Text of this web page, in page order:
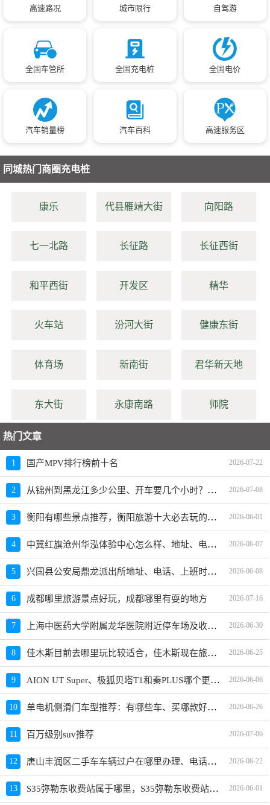
高速路况 城市限行 自驾游
全国车管所 全国充电桩 全国电价
汽车销量榜 汽车百科 高速服务区
同城热门商圈充电桩
康乐 代县雁靖大街 向阳路
七一北路 长征路 长征西街
和平西街 开发区 精华
火车站 汾河大街 健康东街
体育场 新南街 君华新天地
东大街 永康南路 师院
热门文章
1 国产MPV排行榜前十名 2026-07-22
2 从锦州到黑龙江多少公里、开车要几个小时？过路费、油费等 2026-07-08
3 衡阳有哪些景点推荐，衡阳旅游十大必去玩的景区 2026-06-01
4 中冀红旗沧州华泓体验中心怎么样、地址、电话、上班时间查询 2026-06-07
5 兴国县公安局鼎龙派出所地址、电话、上班时间、能处理违章吗 2026-06-08
6 成都哪里旅游景点好玩，成都哪里有耍的地方 2026-07-16
7 上海中医药大学附属龙华医院附近停车场及收费标准 2026-06-30
8 佳木斯目前去哪里玩比较适合，佳木斯现在旅游的最佳地方、景点推荐 2026-06-25
9 AION UT Super、极狐贝塔T1和秦PLUS哪个更值得买？性价比、配置对比 2026-06-06
10 单电机侧滑门车型推荐：有哪些车、买哪款好、价格参考 2026-06-26
11 百万级别suv推荐 2026-07-06
12 唐山丰润区二手车车辆过户在哪里办理、电话、上班时间 2026-06-22
13 S35弥勒东收费站属于哪里，S35弥勒东收费站入口的详细地址 2026-06-01